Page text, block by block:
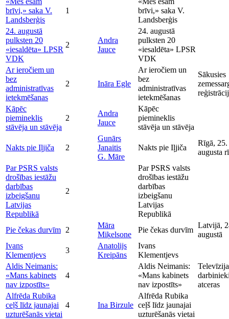
brīvi,» saka V.
Landsberģis
1
brīvi,» saka V.
Landsberģis
24. augustā
pulksten 20
«iesaldēta» LPSR
VDK
2
Andra
Jauce
24. augustā
pulksten 20
«iesaldēta» LPSR
VDK
Ar ieročiem un
bez
administratīvas
ietekmēšanas
2 Ināra Egle
Ar ieročiem un
bez
administratīvas
ietekmēšanas
Sākusies
Kāpēc
piemineklis
stāvēja un stāvēja
2
Andra
Jauce
Kāpēc
piemineklis
stāvēja un stāvēja
Nakts pie Iļjiča 2
Gunārs
Janaitis
G. Māre
Nakts pie Iļjiča
Rīgā, 25.
augusta
Par PSRS valsts
drošības iestāžu
darbības
izbeigšanu
Latvijas
Republikā
2
Par PSRS valsts
drošības iestāžu
darbības
izbeigšanu
Latvijas
Republikā
Pie čekas durvīm 2
Māra
Miķelsone
Pie čekas durvīm
Latvijā,
augustā
Ivans
Klementjevs
3
Anatolijs
Kreipāns
Ivans
Klementjevs
Aldis Neimanis:
«Mans kabinets
nav izpostīts»
4
Aldis Neimanis:
«Mans kabinets
nav izpostīts»
atceras
Alfrēda Rubika
ceļš līdz jaunajai
uzturēšanās vietai
4 Ina Birzule
Alfrēda Rubika
ceļš līdz jaunajai
uzturēšanās vietai